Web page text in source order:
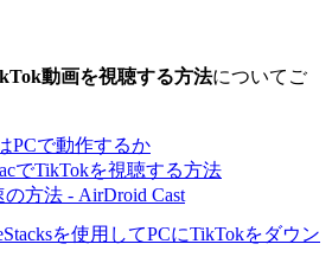
動画を視聴する方法についてご
PCで動作するか
でTikTokを視聴する方法
の方法 - AirDroid Cast
を使用してPCにTikTokをダウン